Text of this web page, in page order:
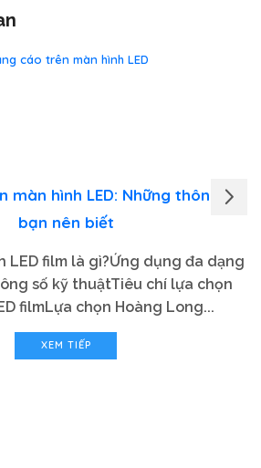
hình LED: Những thông tin
bạn nên biết
LED film là gì?Ứng dụng đa dạng
số kỹ thuậtTiêu chí lựa chọn
filmLựa chọn Hoàng Long...
XEM TIẾP